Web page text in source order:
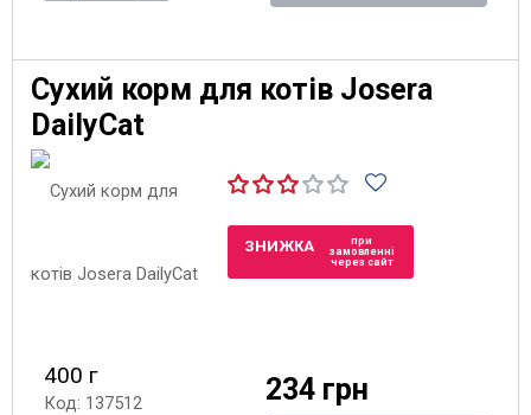
Сухий корм для котів Josera
DailyCat
ЗНИЖКА
при
замовленні
через сайт
400 г
Код: 137512 234 грн